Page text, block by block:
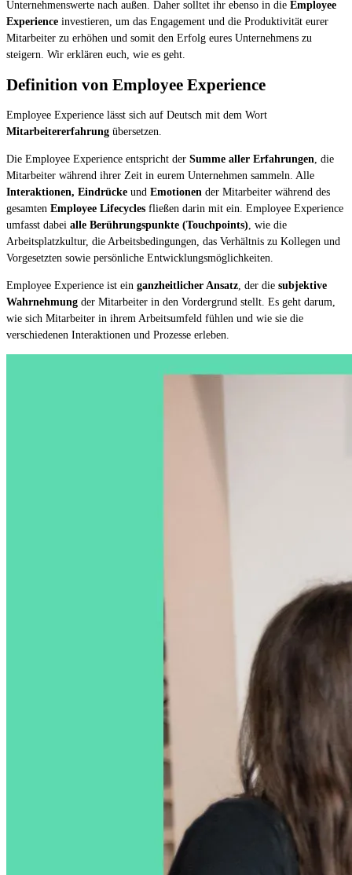
Unternehmenswerte nach außen. Daher solltet ihr ebenso in die Employee
Experience investieren, um das Engagement und die Produktivität eurer
Mitarbeiter zu erhöhen und somit den Erfolg eures Unternehmens zu
steigern. Wir erklären euch, wie es geht.
Definition von Employee Experience
Employee Experience lässt sich auf Deutsch mit dem Wort
Mitarbeitererfahrung übersetzen.
Die Employee Experience entspricht der Summe aller Erfahrungen, die
Mitarbeiter während ihrer Zeit in eurem Unternehmen sammeln. Alle
Interaktionen, Eindrücke und Emotionen der Mitarbeiter während des
gesamten Employee Lifecycles fließen darin mit ein. Employee Experience
umfasst dabei alle Berührungspunkte (Touchpoints), wie die
Arbeitsplatzkultur, die Arbeitsbedingungen, das Verhältnis zu Kollegen und
Vorgesetzten sowie persönliche Entwicklungsmöglichkeiten.
Employee Experience ist ein ganzheitlicher Ansatz, der die subjektive
Wahrnehmung der Mitarbeiter in den Vordergrund stellt. Es geht darum,
wie sich Mitarbeiter in ihrem Arbeitsumfeld fühlen und wie sie die
verschiedenen Interaktionen und Prozesse erleben.